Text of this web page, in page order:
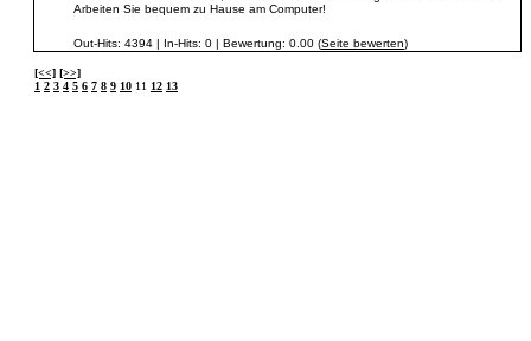
Arbeiten Sie bequem zu Hause am Computer!
Out-Hits: 4394 | In-Hits: 0 | Bewertung: 0.00 (Seite bewerten)
[<<] [>>]
1 2 3 4 5 6 7 8 9 10 11 12 13